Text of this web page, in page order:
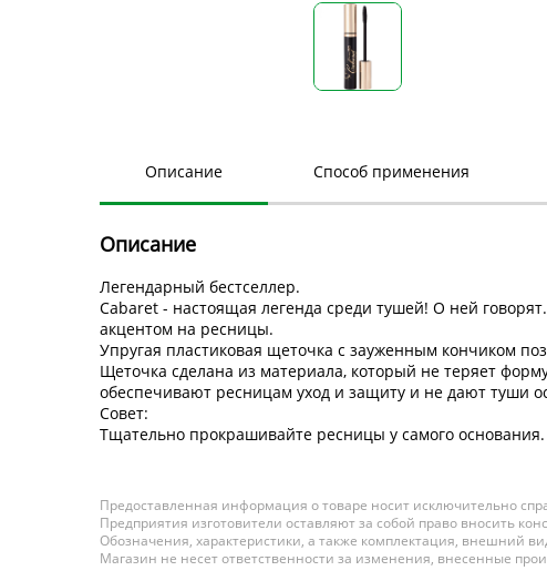
Описание Способ применения
Описание
Легендарный бестселлер.
Cabaret - настоящая легенда среди тушей! О ней
акцентом на ресницы.
Упругая пластиковая щеточка с зауженным кончиком
Щеточка сделана из материала, который не теряет
обеспечивают ресницам уход и защиту и не дают туши
Совет:
Тщательно прокрашивайте ресницы у самого
Предоставленная информация о товаре носит исключительно
Предприятия изготовители оставляют за собой право вносить
Обозначения, характеристики, а также комплектация, внешний
Магазин не несет ответственности за изменения, внесенные